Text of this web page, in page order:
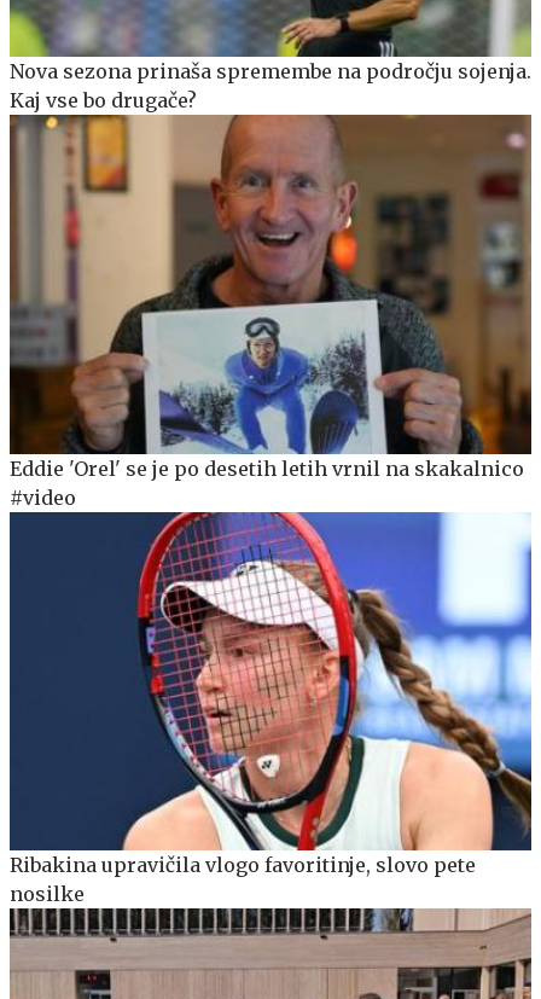
Nova sezona prinaša spremembe na področju sojenja.
Kaj vse bo drugače?
Eddie 'Orel' se je po desetih letih vrnil na skakalnico
#video
Ribakina upravičila vlogo favoritinje, slovo pete
nosilke